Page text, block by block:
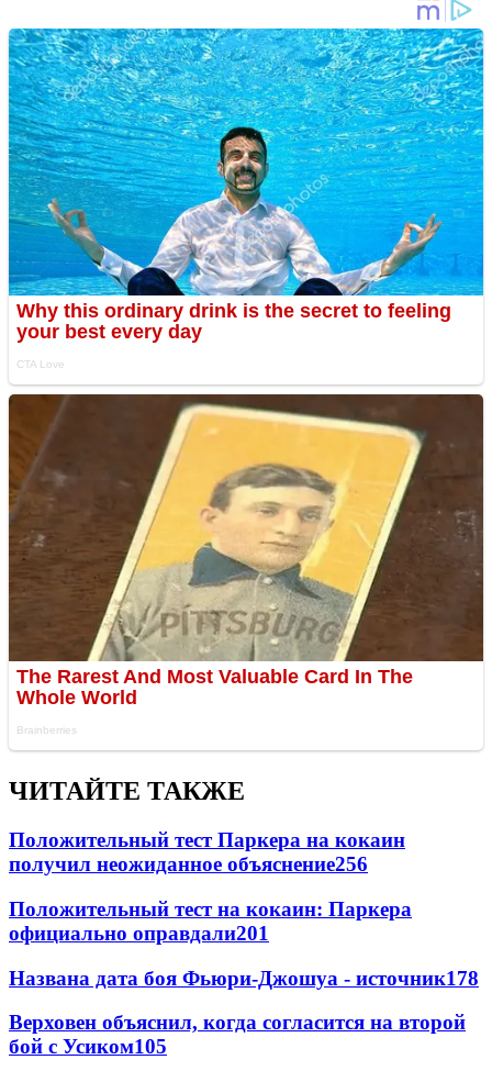
ЧИТАЙТЕ ТАКЖЕ
Положительный тест Паркера на кокаин
получил неожиданное объяснение256
Положительный тест на кокаин: Паркера
официально оправдали201
Названа дата боя Фьюри-Джошуа - источник178
Верховен объяснил, когда согласится на второй
бой с Усиком105